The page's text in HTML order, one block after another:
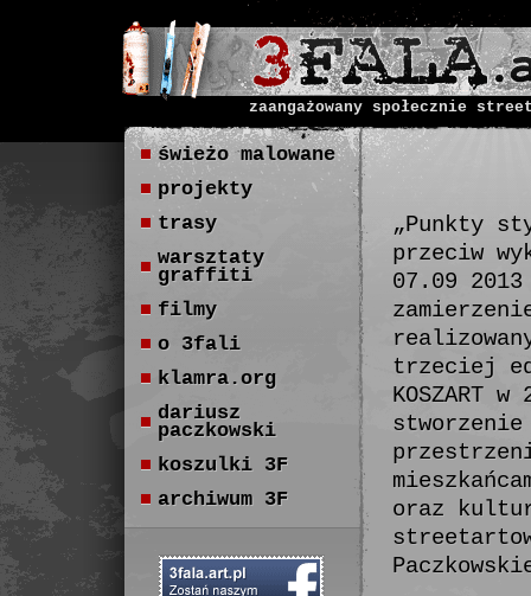
zaangażowany społecznie
„Punkty
przeciw
07.09 2013
trzeciej
KOSZART
stworzenie
oraz
świeżo malowane
projekty
trasy
warsztaty
graffiti
filmy
o 3fali
klamra.org
dariusz
paczkowski
koszulki 3F
archiwum 3F